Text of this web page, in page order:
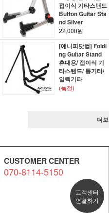
접이식 기타스탠드
Button Guitar Sta
nd Silver
22,000원
[애니피닷컴] Foldi
ng Guitar Stand
휴대용/ 접이식 기
타스탠드/ 통기타/
일렉기타
(품절)
더
CUSTOMER CENTER
070-8114-5150
고객센터
연결하기